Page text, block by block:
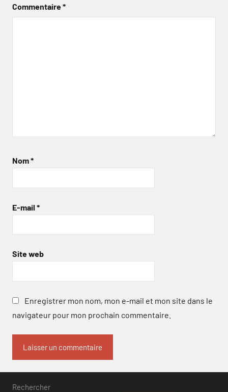
Commentaire*
Nom*
E-mail *
Site web
Enregistrer mon nom, mon e-mail et mon site dans le
navigateur pour mon prochain commentaire.
Rechercher